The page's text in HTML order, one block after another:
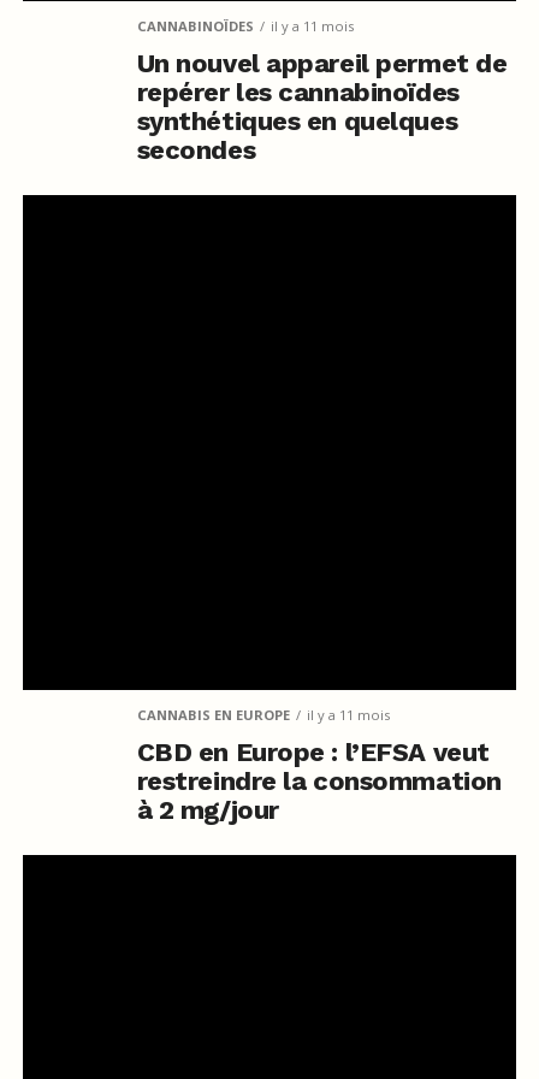
CANNABINOÏDES il y a 11 mois
Un nouvel appareil permet de
repérer les cannabinoïdes
synthétiques en quelques
secondes
CANNABIS EN EUROPE il y a 11 mois
CBD en Europe : l’EFSA veut
restreindre la consommation
à 2 mg/jour